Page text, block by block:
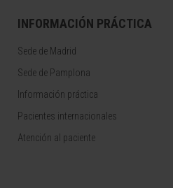
INFORMACIÓN PRÁCTICA
Sede de Madrid
Sede de Pamplona
Información práctica
Pacientes internacionales
Atención al paciente